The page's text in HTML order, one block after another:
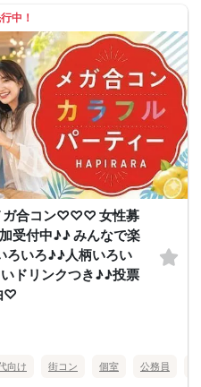
中！
合コン♡♡♡ 女性募
受付中♪♪ みんなで楽
ろいろ♪♪人柄いろい
ドリンクつき♪♪投票
♡
向け 街コン 個室 公務員